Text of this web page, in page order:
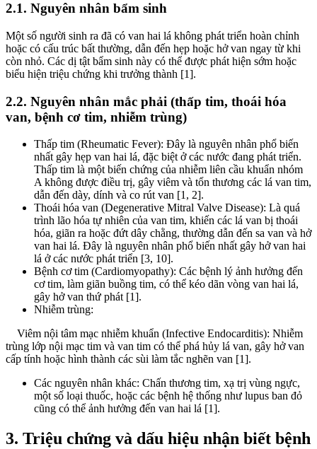
2.1. Nguyên nhân bẩm sinh
Một số người sinh ra đã có van hai lá không phát triển hoàn chỉnh
hoặc có cấu trúc bất thường, dẫn đến hẹp hoặc hở van ngay từ khi
còn nhỏ. Các dị tật bẩm sinh này có thể được phát hiện sớm hoặc
biểu hiện triệu chứng khi trưởng thành [1].
2.2. Nguyên nhân mắc phải (thấp tim, thoái hóa
van, bệnh cơ tim, nhiễm trùng)
Thấp tim (Rheumatic Fever): Đây là nguyên nhân phổ biến
nhất gây hẹp van hai lá, đặc biệt ở các nước đang phát triển.
Thấp tim là một biến chứng của nhiễm liên cầu khuẩn nhóm
A không được điều trị, gây viêm và tổn thương các lá van tim,
dẫn đến dày, dính và co rút van [1, 2].
Thoái hóa van (Degenerative Mitral Valve Disease): Là quá
trình lão hóa tự nhiên của van tim, khiến các lá van bị thoái
hóa, giãn ra hoặc đứt dây chằng, thường dẫn đến sa van và hở
van hai lá. Đây là nguyên nhân phổ biến nhất gây hở van hai
lá ở các nước phát triển [3, 10].
Bệnh cơ tim (Cardiomyopathy): Các bệnh lý ảnh hưởng đến
cơ tim, làm giãn buồng tim, có thể kéo dãn vòng van hai lá,
gây hở van thứ phát [1].
Nhiễm trùng:
Viêm nội tâm mạc nhiễm khuẩn (Infective Endocarditis): Nhiễm
trùng lớp nội mạc tim và van tim có thể phá hủy lá van, gây hở van
cấp tính hoặc hình thành các sùi làm tắc nghẽn van [1].
Các nguyên nhân khác: Chấn thương tim, xạ trị vùng ngực,
một số loại thuốc, hoặc các bệnh hệ thống như lupus ban đỏ
cũng có thể ảnh hưởng đến van hai lá [1].
3. Triệu chứng và dấu hiệu nhận biết bệnh